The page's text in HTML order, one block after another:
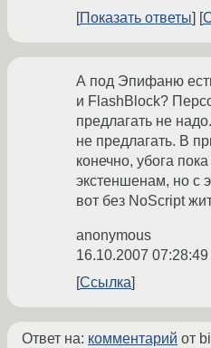
Показать ответы
А под Эпифаню
и FlashBlock?
предлагать не
не предлагать. В
конечно, убога
экстеншенам, но с
вот без NoScript
anonymous
16.10.2007
Ссылка
Ответ на: комментарий от